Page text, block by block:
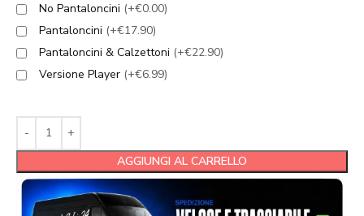
No Pantaloncini (+€0.00)
Pantaloncini (+€17.90)
Pantaloncini & Calzettoni (+€22.90)
Versione Player (+€6.99)
AGGIUNGI AL CARRELLO